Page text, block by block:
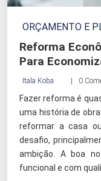
ORÇAMENTO E
REFORMA
Reforma
Para
Itala Koba 0
Fazer reforma é
uma história de
reformar a casa
desafio,
ambição. A boa
funcional e com